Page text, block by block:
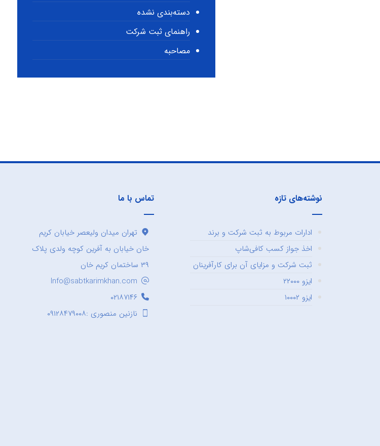
دسته‌بندی نشده
راهنمای ثبت شرکت
مصاحبه
نوشته‌های تازه
ادارات مربوط به ثبت شرکت و برند
اخذ جواز کسب کافی‌شاپ
ثبت شرکت و مزایای آن برای کارآفرینان
ایزو ۲۲۰۰۰
ایزو ۱۰۰۰۲
تماس با ما
تهران میدان ولیعصر خیابان کریم
خان خیابان به آفرین کوچه ولدی پلاک
۳۹ ساختمان کریم خان
Info@sabtkarimkhan.com
۰۲۱۸۷۱۴۶
نازنین منصوری :۰۹۱۲۸۴۷۹۰۰۸